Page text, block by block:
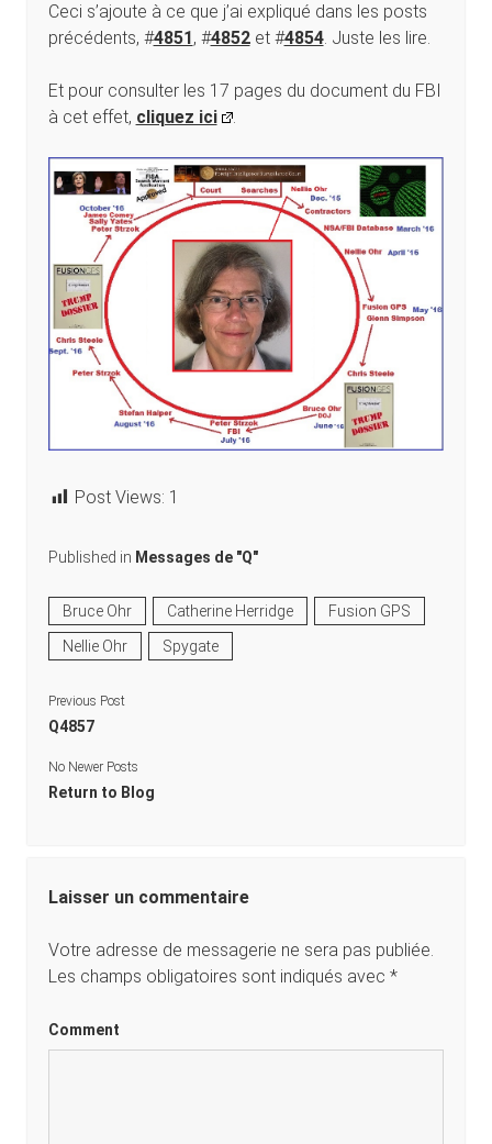
Ceci s’ajoute à ce que j’ai expliqué dans les posts
précédents, #4851, #4852et #4854. Juste les lire.
Et pour consulter les 17 pages du document du FBI
à cet effet, cliquez ici .
Post Views: 1
Published in Messages de "Q"
Bruce Ohr Catherine Herridge
Fusion GPS
Nellie Ohr
Spygate
Previous Post
Q4857
No Newer Posts
Return to Blog
Laisser un commentaire
Votre adresse de messagerie ne sera pas publiée.
Les champs obligatoires sont indiqués avec *
Comment